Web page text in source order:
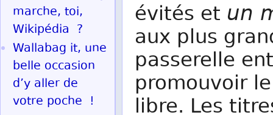
évités et un
aux plus
passerelle
promouvoir
libre. Les
marche, toi,
Wikipédia ?
Wallabag it, une
belle occasion
d’y aller de
votre poche !